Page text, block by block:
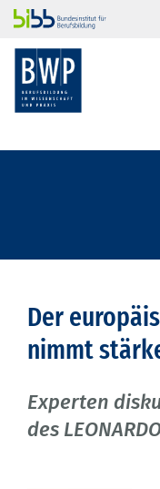
Der
nimmt
Experten
des